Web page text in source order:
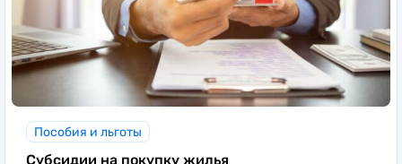
Пособия и льготы
Cубсидии на покупку жилья